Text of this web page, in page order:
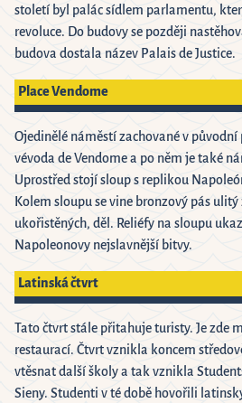
století byl palác sídlem parlamentu,
revoluce. Do budovy se později
budova dostala název Palais de Justice.
Place Vendome
Ojedinělé náměstí zachované v původní
vévoda de Vendome a po něm je také
Uprostřed stojí sloup s replikou
Kolem sloupu se vine bronzový pás ulitý
ukořistěných, děl. Reliéfy na sloupu
Napoleonovy nejslavnější bitvy.
Latinská čtvrt
Tato čtvrt stále přitahuje turisty. Je zde
restaurací. Čtvrt vznikla koncem
vtěsnat další školy a tak vznikla
Sieny. Studenti v té době hovořili